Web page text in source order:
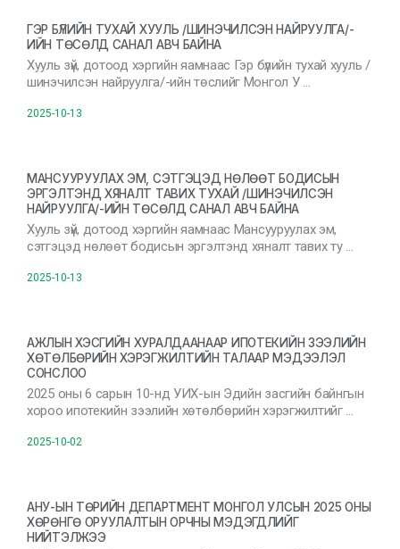
ГЭР БҮЛИЙН ТУХАЙ ХУУЛЬ /ШИНЭЧИЛСЭН НАЙРУУЛГА/-
ИЙН ТӨСӨЛД САНАЛ АВЧ БАЙНА
Хууль зүй, дотоод хэргийн яамнаас Гэр бүлийн тухай хууль /
шинэчилсэн найруулга/-ийн төслийг Монгол У …
2025-10-13
МАНСУУРУУЛАХ ЭМ, СЭТГЭЦЭД НӨЛӨӨТ БОДИСЫН
ЭРГЭЛТЭНД ХЯНАЛТ ТАВИХ ТУХАЙ /ШИНЭЧИЛСЭН
НАЙРУУЛГА/-ИЙН ТӨСӨЛД САНАЛ АВЧ БАЙНА
Хууль зүй, дотоод хэргийн яамнаас Мансууруулах эм,
сэтгэцэд нөлөөт бодисын эргэлтэнд хяналт тавих ту …
2025-10-13
АЖЛЫН ХЭСГИЙН ХУРАЛДААНААР ИПОТЕКИЙН ЗЭЭЛИЙН
ХӨТӨЛБӨРИЙН ХЭРЭГЖИЛТИЙН ТАЛААР МЭДЭЭЛЭЛ
СОНСЛОО
2025 оны 6 сарын 10-нд УИХ-ын Эдийн засгийн байнгын
хороо ипотекийн зээлийн хөтөлбөрийн хэрэгжилтийг …
2025-10-02
АНУ-ЫН ТӨРИЙН ДЕПАРТМЕНТ МОНГОЛ УЛСЫН 2025 ОНЫ
ХӨРӨНГӨ ОРУУЛАЛТЫН ОРЧНЫ МЭДЭГДЛИЙГ
НИЙТЭЛЖЭЭ